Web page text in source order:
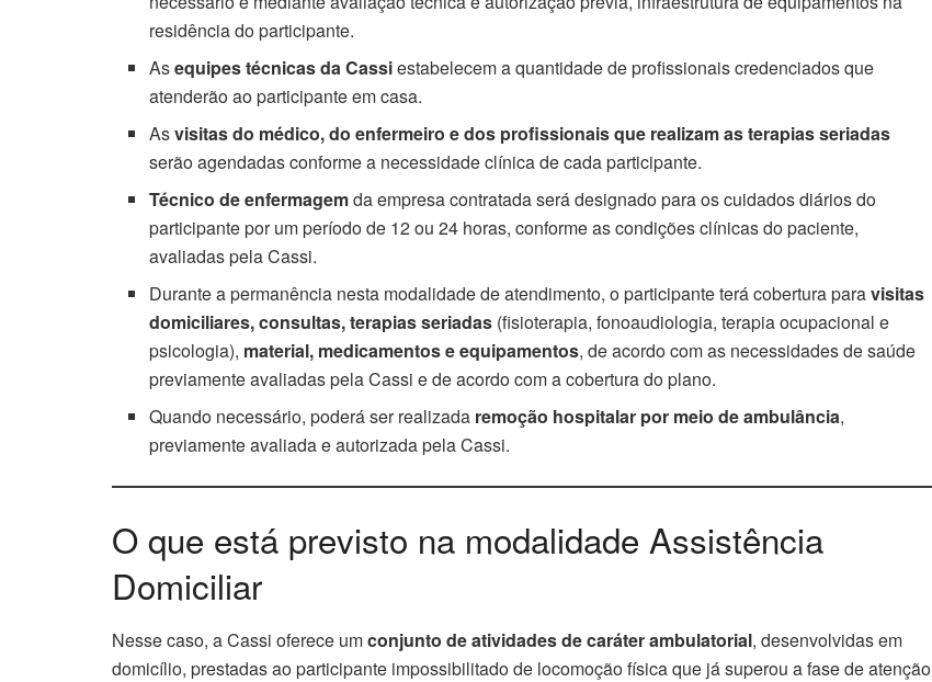
residência do participante.
Asequipes técnicas da Cassiestabelecem a quantidade de profissionais credenciados que
atenderão ao participante em casa.
Asvisitas do médico, do enfermeiro e dos profissionais que realizam as terapias seriadas
serão agendadas conforme a necessidade clínica de cada participante.
Técnico de enfermagemda empresa contratada será designado para os cuidados diários do
participante por um período de 12 ou 24 horas, conforme as condições clínicas do paciente,
avaliadas pela Cassi.
Durante a permanência nesta modalidade de atendimento, o participante terá cobertura paravisitas
domiciliares, consultas, terapias seriadas (fisioterapia, fonoaudiologia, terapia ocupacional e
psicologia), material, medicamentos e equipamentos, de acordo com as necessidades de saúde
previamente avaliadas pela Cassi e de acordo com a cobertura do plano.
Quando necessário, poderá ser realizada remoção hospitalar por meio de ambulância,
previamente avaliada e autorizada pela Cassi.
O que está previsto na modalidade Assistência
Domiciliar
Nesse caso, a Cassi oferece umconjunto de atividades de caráter ambulatorial, desenvolvidas em
domicílio, prestadas ao participante impossibilitado de locomoção física que já superou a fase de atenção